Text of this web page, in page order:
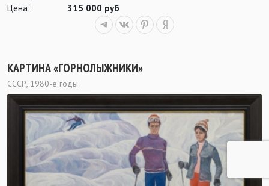
Цена:
315 000 руб
КАРТИНА «ГОРНОЛЫЖНИКИ»
СССР, 1980-е годы